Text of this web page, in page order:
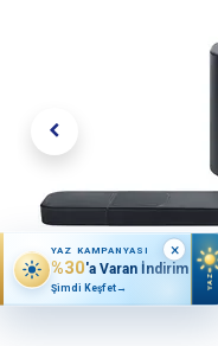
YAZ KAMPANYASI
%30'a Varan İndirim
Şimdi Keşfet→ YAZ
×